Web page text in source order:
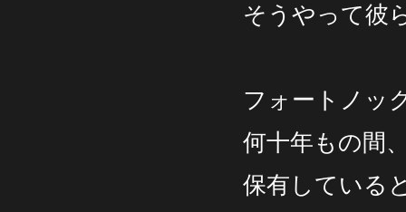
そうやって彼
フォートノッ
何十年もの間
保有している